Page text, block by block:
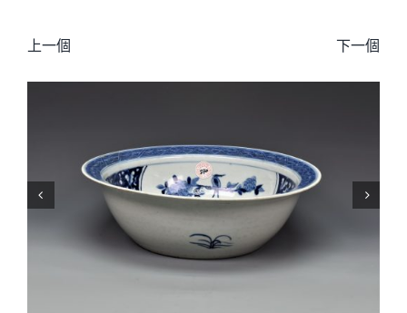
上一個 下一個
 